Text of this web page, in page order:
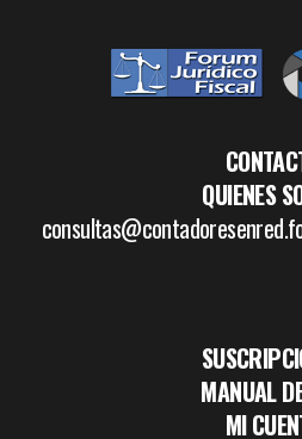
QUIENES
MANUAL
MI